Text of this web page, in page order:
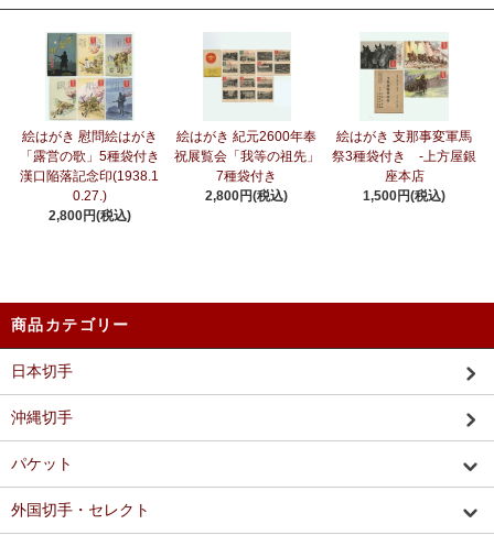
絵はがき 慰問絵はがき
「露営の歌」5種袋付き
漢口陥落記念印(1938.1
0.27.)
2,800円(税込)
絵はがき 紀元2600年奉
祝展覧会「我等の祖先」
7種袋付き
2,800円(税込)
絵はがき 支那事変軍馬
祭3種袋付き -上方屋銀
座本店
1,500円(税込)
商品カテゴリー
日本切手
沖縄切手
パケット
外国切手・セレクト